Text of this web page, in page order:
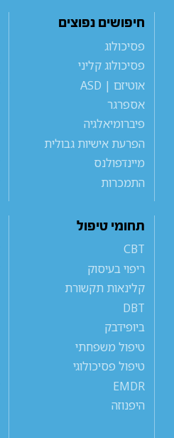
חיפושים נפוצים
פסיכולוג
פסיכולוג קליני
אוטיזם | ASD
אספרגר
פיברומיאלגיה
הפרעת אישיות גבולית
מיינדפולנס
התמכרות
תחומי טיפול
CBT
ריפוי בעיסוק
קלינאות תקשורת
DBT
ביופידבק
טיפול משפחתי
טיפול פסיכולוגי
EMDR
היפנוזה